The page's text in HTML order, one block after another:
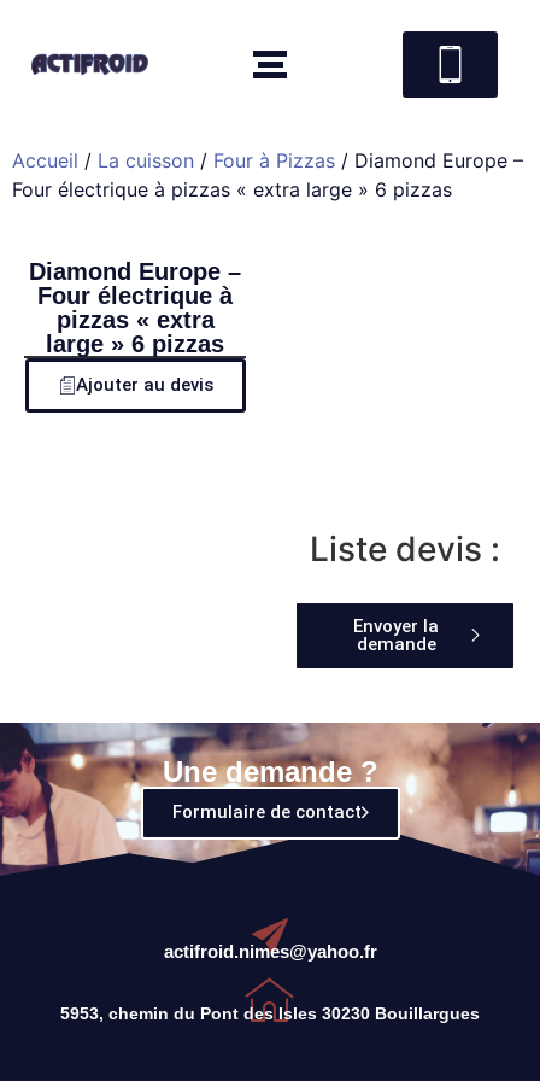
Accueil / La cuisson / Four à Pizzas / Diamond Europe –
Four électrique à pizzas « extra large » 6 pizzas
Diamond Europe –
Four électrique à
pizzas « extra
large » 6 pizzas
Ajouter au devis
Liste devis :
Envoyer la
demande
Une demande ?
Formulaire de contact
actifroid.nimes@yahoo.fr
5953, chemin du Pont des Isles 30230 Bouillargues